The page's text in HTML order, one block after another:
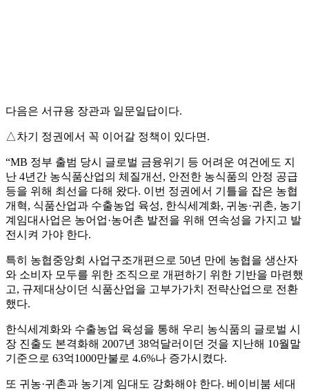
다음은 서규용 장관과 일문일답이다.
△차기 정권에서 꼭 이어갈 정책이 있다면.
“MB 정부 출범 당시 글로벌 금융위기 등 어려운 여건에도 지
난 4년간 농식품산업의 체질개선, 안전한 농식품의 안정 공급
등을 위해 최선을 다해 왔다. 이번 정권에서 기틀을 잡은 농협
개혁, 식품산업과 수출농업 육성, 한식세계화, 귀농·귀촌, 농기
계임대사업은 농어업·농어촌 발전을 위해 연속성을 가지고 발
전시켜 가야 한다.
특히 농협중앙회 사업구조개편으로 50년 만에 농협을 생산자
와 소비자 모두를 위한 조직으로 개편하기 위한 기반을 마련했
고, 규제대상이던 식품산업을 고부가가치 전략산업으로 전환
했다.
한식세계화와 수출농업 육성을 통해 우리 농식품의 글로벌 시
장 진출도 본격화해 2007년 38억달러이던 것을 지난해 10월말
기준으로 63억1000만불로 4.6%나 증가시켰다.
또 귀농·귀촌과 농기계 임대도 강화해야 한다. 베이비붐 세대